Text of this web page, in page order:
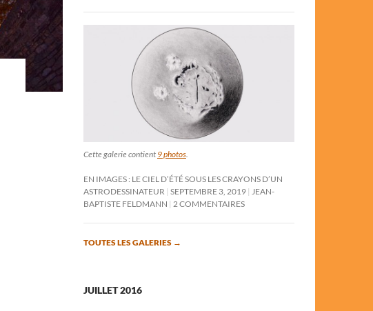
Cette galerie contient 9 photos
EN IMAGES : LE CIEL D’ÉTÉ SOUS LES CRAYONS D’UN
ASTRODESSINATEUR SEPTEMBRE 3, 2019
JEAN-
BAPTISTE FELDMANN
2 COMMENTAIRES
TOUTES LES GALERIES →
JUILLET 2016